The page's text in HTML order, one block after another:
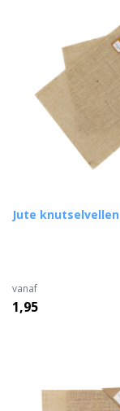
Jute knutselvellen
vanaf
1,95